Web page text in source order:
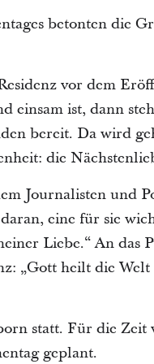
betonten die
vor dem
ist, dann
bereit. Da wird
die
Journalisten und
eine für sie
Liebe.“ An das
„Gott heilt die
statt. Für die Zeit
geplant.